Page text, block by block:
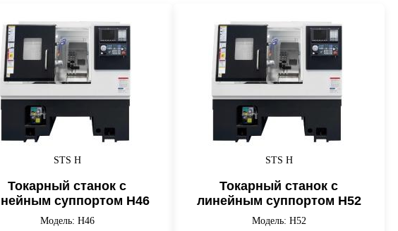
STS H
Токарный станок с
суппортом H46
Модель: H46
STS H
Токарный станок с
линейным суппортом H52
Модель: H52